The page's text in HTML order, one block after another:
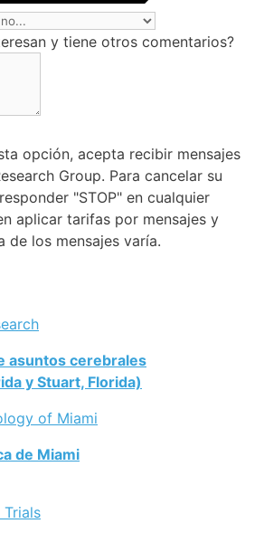
y tiene otros comentarios?
opción, acepta recibir mensajes
Group. Para cancelar su
"STOP" en cualquier
aplicar tarifas por mensajes y
de los mensajes varía.
asuntos cerebrales
y Stuart, Florida)
de Miami